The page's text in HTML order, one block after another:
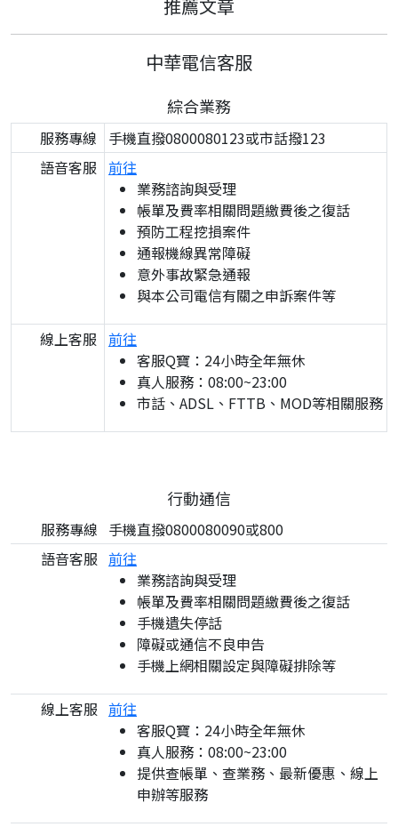
推薦文章
中華電信客服
綜合業務
服務專線
手機直撥0800080123或市話撥123
語音客服 前往
業務諮詢與受理
帳單及費率相關問題繳費後之復話
預防工程挖損案件
通報機線異常障礙
意外事故緊急通報
與本公司電信有關之申訴案件等
線上客服 前往
客服Q寶：24小時全年無休
真人服務：08:00~23:00
市話、ADSL、FTTB、MOD等相關服務
行動通信
服務專線 手機直撥0800080090或800
語音客服 前往
業務諮詢與受理
帳單及費率相關問題繳費後之復話
手機遺失停話
障礙或通信不良申告
手機上網相關設定與障礙排除等
線上客服 前往
客服Q寶：24小時全年無休
真人服務：08:00~23:00
提供查帳單、查業務、最新優惠、線上
申辦等服務